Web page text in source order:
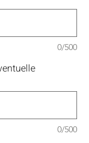
0/500
0/500